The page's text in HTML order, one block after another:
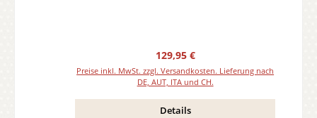
Regulärer Preis:
129,95 €
Preise inkl. MwSt. zzgl. Versandkosten. Lieferung nach
DE, AUT, ITA und CH.
Details